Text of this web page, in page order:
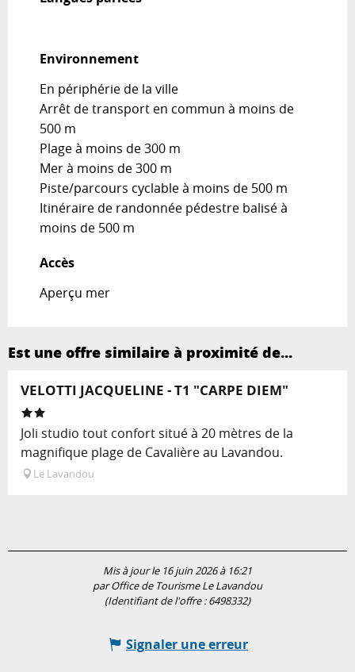
Environnement
Environnement
En périphérie de la ville
Arrêt de transport en commun à moins de
500 m
Plage à moins de 300 m
Mer à moins de 300 m
Piste/parcours cyclable à moins de 500 m
Itinéraire de randonnée pédestre balisé à
moins de 500 m
Accès
Accès
Aperçu mer
Est une offre similaire à proximité de...
VELOTTI JACQUELINE - T1 "CARPE DIEM"
Joli studio tout confort situé à 20 mètres de la
magnifique plage de Cavalière au Lavandou.
Le Lavandou
Mis à jour le 16 juin 2026 à 16:21
par Office de Tourisme Le Lavandou
(Identifiant de l'offre :6498332)
Signaler une erreur